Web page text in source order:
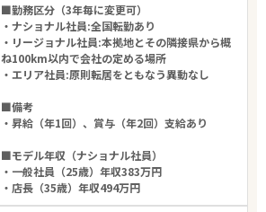
■勤務区分（3年毎に変更可）
・ナショナル社員:全国転勤あり
・リージョナル社員:本拠地とその隣接県から概
ね100km以内で会社の定める場所
・エリア社員:原則転居をともなう異動なし
■備考
・昇給（年1回）、賞与（年2回）支給あり
■モデル年収（ナショナル社員）
・一般社員（25歳）年収383万円
・店長（35歳）年収494万円